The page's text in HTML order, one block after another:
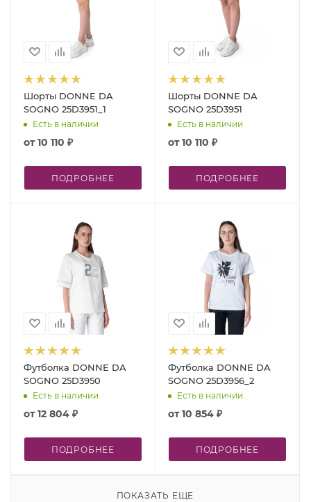
Шорты DONNE DA
SOGNO 25D3951_1
Есть в наличии
от10 110 ₽
ПОДРОБНЕЕ
Шорты DONNE DA
SOGNO 25D3951
Есть в наличии
от10 110 ₽
ПОДРОБНЕЕ
Футболка DONNE DA
SOGNO 25D3950
Есть в наличии
от12 804 ₽
ПОДРОБНЕЕ
Футболка DONNE DA
SOGNO 25D3956_2
Есть в наличии
от10 854 ₽
ПОДРОБНЕЕ
ПОКАЗАТЬ ЕЩЕ